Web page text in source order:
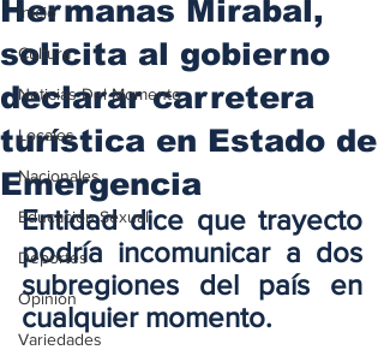
Inicio
Cultura
Noticias Del Momento
Locales
Nacionales
Educación Sexual
Deportes
Opinión
Variedades
Hermanas Mirabal,
solicita al gobierno
declarar carretera
turística en Estado de
Emergencia
Entidad dice que trayecto
podría incomunicar a dos
subregiones del país en
cualquier momento.